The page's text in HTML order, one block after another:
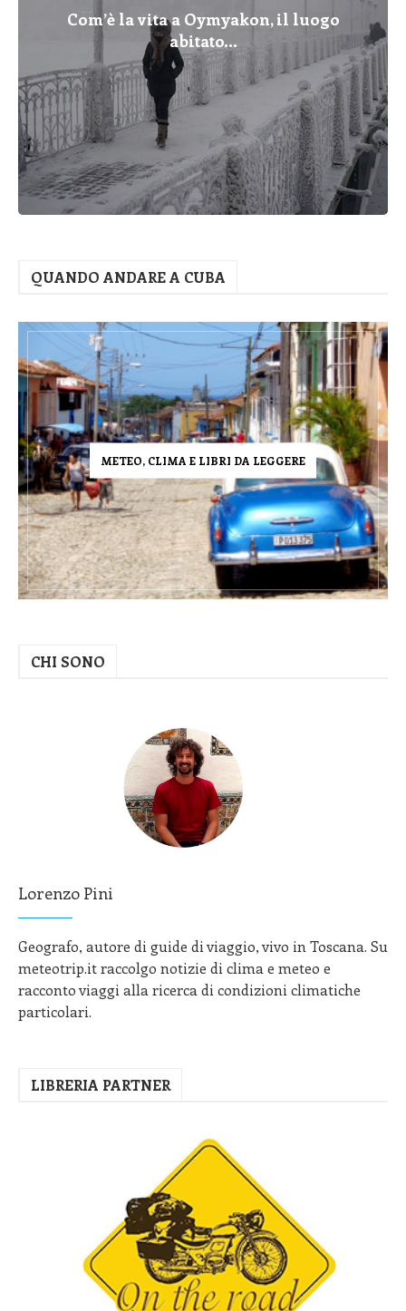
Com’è la vita a Oymyakon, il luogo
abitato...
QUANDO ANDARE A CUBA
METEO, CLIMA E LIBRI DA LEGGERE
CHI SONO
Lorenzo Pini
Geografo, autore di guide di viaggio, vivo in Toscana. Su
meteotrip.it raccolgo notizie di clima e meteo e
racconto viaggi alla ricerca di condizioni climatiche
particolari.
LIBRERIA PARTNER